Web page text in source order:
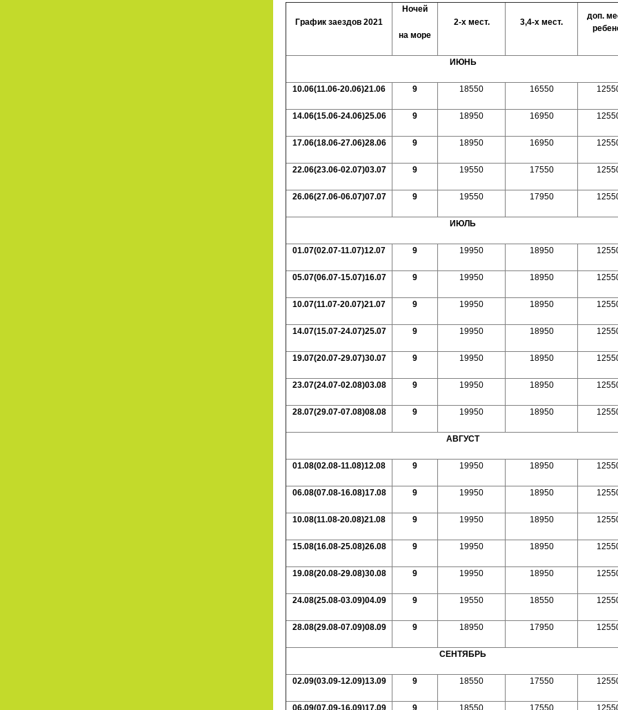
График заездов 2021
Ночей
на море
2-х мест. 3,4-х мест.
доп.
ИЮНЬ
10.06(11.06-20.06)21.06 9 18550 16550
14.06(15.06-24.06)25.06 9 18950 16950
17.06(18.06-27.06)28.06 9 18950 16950
22.06(23.06-02.07)03.07 9 19550 17550
26.06(27.06-06.07)07.07 9 19550 17950
ИЮЛЬ
01.07(02.07-11.07)12.07 9 19950 18950
05.07(06.07-15.07)16.07 9 19950 18950
10.07(11.07-20.07)21.07 9 19950 18950
14.07(15.07-24.07)25.07 9 19950 18950
19.07(20.07-29.07)30.07 9 19950 18950
23.07(24.07-02.08)03.08 9 19950 18950
28.07(29.07-07.08)08.08 9 19950 18950
АВГУСТ
01.08(02.08-11.08)12.08 9 19950 18950
06.08(07.08-16.08)17.08 9 19950 18950
10.08(11.08-20.08)21.08 9 19950 18950
15.08(16.08-25.08)26.08 9 19950 18950
19.08(20.08-29.08)30.08 9 19950 18950
24.08(25.08-03.09)04.09 9 19550 18550
28.08(29.08-07.09)08.09 9 18950 17950
СЕНТЯБРЬ
02.09(03.09-12.09)13.09 9 18550 17550
06.09(07.09-16.09)17.09 9 18550 17550